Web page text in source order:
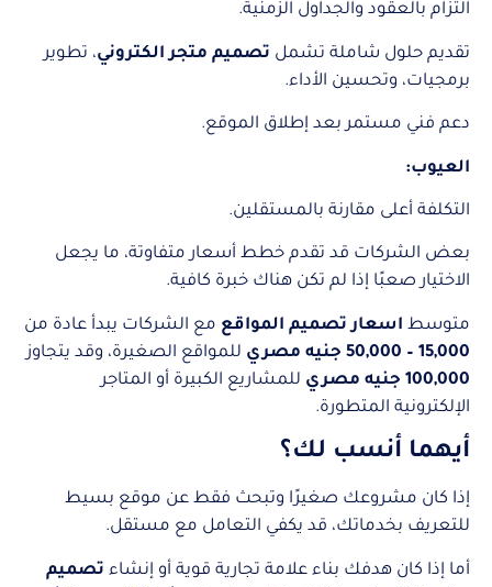
التزام بالعقود والجداول الزمنية.
تقديم حلول شاملة تشمل تصميم متجر الكتروني، تطوير
برمجيات، وتحسين الأداء.
دعم فني مستمر بعد إطلاق الموقع.
العيوب:
التكلفة أعلى مقارنة بالمستقلين.
بعض الشركات قد تقدم خطط أسعار متفاوتة، ما يجعل
الاختيار صعبًا إذا لم تكن هناك خبرة كافية.
متوسط اسعار تصميم المواقع مع الشركات يبدأ عادة من
15,000 – 50,000 جنيه مصري
للمواقع الصغيرة، وقد يتجاوز
100,000 جنيه مصري
للمشاريع الكبيرة أو المتاجر
الإلكترونية المتطورة.
أيهما أنسب لك؟
إذا كان مشروعك صغيرًا وتبحث فقط عن موقع بسيط
للتعريف بخدماتك، قد يكفي التعامل مع مستقل.
أما إذا كان هدفك بناء علامة تجارية قوية أو إنشاء تصميم